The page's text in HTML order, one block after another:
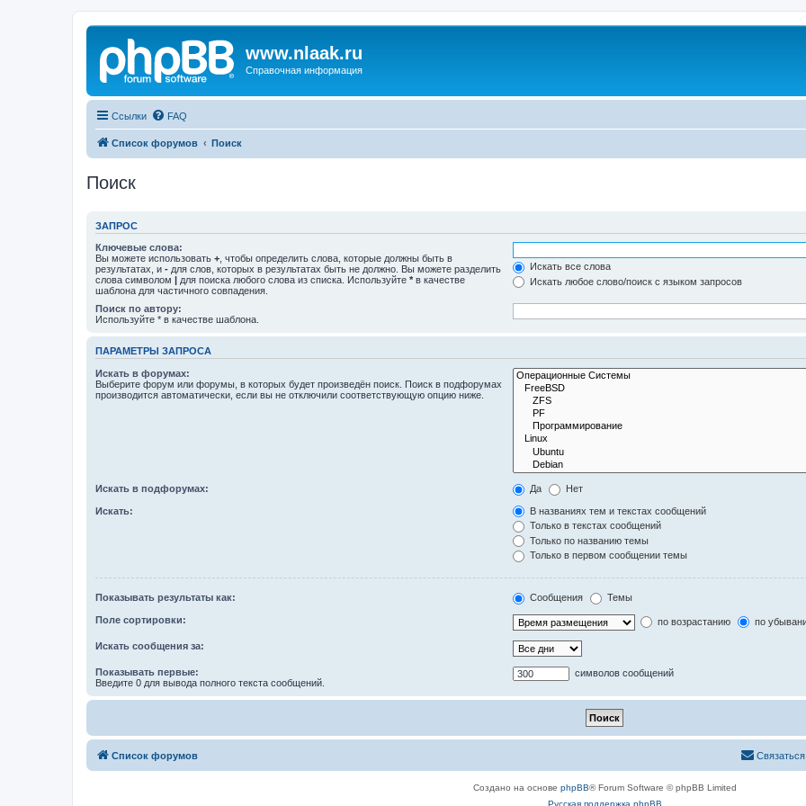
www.nlaak.ru
Справочная информация
Ссылки FAQ
Список форумов Поиск
Поиск
ЗАПРОС
Ключевые слова:
Вы можете использовать + , чтобы определить слова, которые должны быть в
результатах, и - для слов, которых в результатах быть не должно. Вы можете разделить
слова символом | для поиска любого слова из списка. Используйте * в качестве
шаблона для частичного совпадения.
Искать все слова
Искать любое слово/поиск с языком запросов
Поиск по автору:
Используйте * в качестве шаблона.
ПАРАМЕТРЫ ЗАПРОСА
Искать в форумах:
Выберите форум или форумы, в которых будет произведён поиск. Поиск в подфорумах
производится автоматически, если вы не отключили соответствующую опцию ниже.
Искать в подфорумах: Да Нет
Искать:
В названиях тем и текстах сообщений
Только в текстах сообщений
Только по названию темы
Только в первом сообщении темы
Показывать результаты как: Сообщения Темы
Поле сортировки: по возрастанию по
Искать сообщения за:
Показывать первые:
Введите 0 для вывода полного текста сообщений.
символов сообщений
Список форумов
Создано на основе phpBB® Forum Software © phpBB Limited
Русская поддержка phpBB